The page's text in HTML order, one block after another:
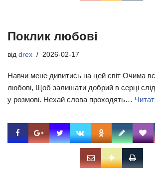
Поклик любові
від drex 2026-02-17
Навчи мене дивитись на цей світ Очима
любові, Щоб залишати добрий в серці
у розмові. Нехай слова проходять…